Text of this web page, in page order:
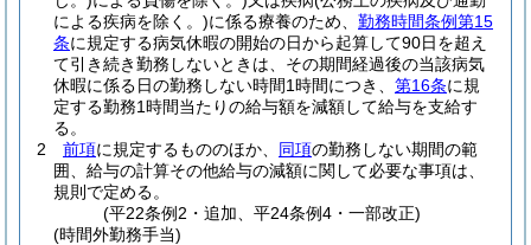
による疾病を除く。)に係る療養のため、 勤務時間条例第15
条に規定する病気休暇の開始の日から起算して90日を超え
て引き続き勤務しないときは、その期間経過後の当該病気
休暇に係る日の勤務しない時間1時間につき、 第16条に規
定する勤務1時間当たりの給与額を減額して給与を支給す
る。
2
前項に規定するもののほか、 同項の勤務しない期間の範
囲、給与の計算その他給与の減額に関して必要な事項は、
規則で定める。
(平22条例2・追加、平24条例4・一部改正)
(時間外勤務手当)